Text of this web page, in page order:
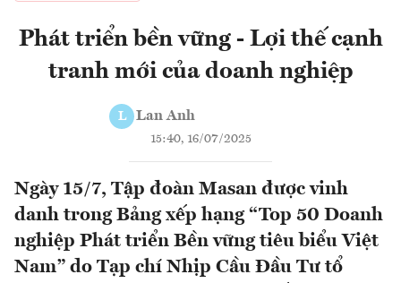
Phát triển bền vững - Lợi thế cạnh
tranh mới của doanh nghiệp
L Lan Anh
15:40, 16/07/2025
Ngày 15/7, Tập đoàn Masan được vinh
danh trong Bảng xếp hạng “Top 50 Doanh
nghiệp Phát triển Bền vững tiêu biểu Việt
Nam” do Tạp chí Nhịp Cầu Đầu Tư tổ